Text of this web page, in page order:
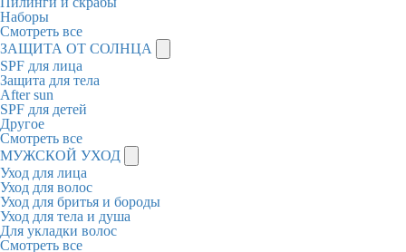
Наборы
Смотреть все
ЗАЩИТА ОТ СОЛНЦА
SPF для лица
Защита для тела
After sun
SPF для детей
Другое
Смотреть все
МУЖСКОЙ УХОД
Уход для лица
Уход для волос
Уход для бритья и бороды
Уход для тела и душа
Для укладки волос
Смотреть все